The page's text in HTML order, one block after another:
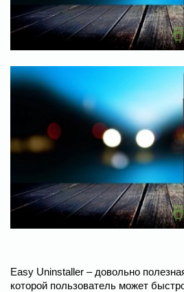
Easy Uninstaller – довольно
которой пользователь может